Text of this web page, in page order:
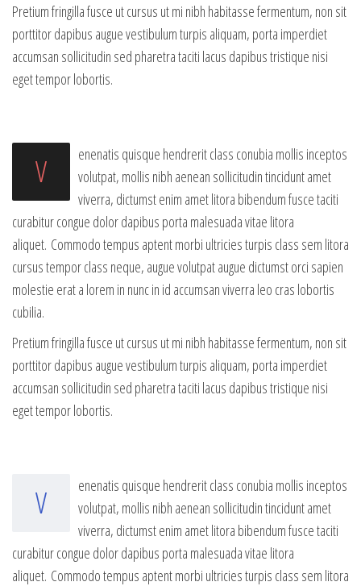
Pretium fringilla fusce ut cursus ut mi nibh habitasse fermentum, non sit
porttitor dapibus augue vestibulum turpis aliquam, porta imperdiet
accumsan sollicitudin sed pharetra taciti lacus dapibus tristique nisi
eget tempor lobortis.
V
enenatis quisque hendrerit class conubia mollis inceptos
volutpat, mollis nibh aenean sollicitudin tincidunt amet
viverra, dictumst enim amet litora bibendum fusce taciti
curabitur congue dolor dapibus porta malesuada vitae litora
aliquet. Commodo tempus aptent morbi ultricies turpis class sem litora
cursus tempor class neque, augue volutpat augue dictumst orci sapien
molestie erat a lorem in nunc in id accumsan viverra leo cras lobortis
cubilia.
Pretium fringilla fusce ut cursus ut mi nibh habitasse fermentum, non sit
porttitor dapibus augue vestibulum turpis aliquam, porta imperdiet
accumsan sollicitudin sed pharetra taciti lacus dapibus tristique nisi
eget tempor lobortis.
V
enenatis quisque hendrerit class conubia mollis inceptos
volutpat, mollis nibh aenean sollicitudin tincidunt amet
viverra, dictumst enim amet litora bibendum fusce taciti
curabitur congue dolor dapibus porta malesuada vitae litora
aliquet. Commodo tempus aptent morbi ultricies turpis class sem litora